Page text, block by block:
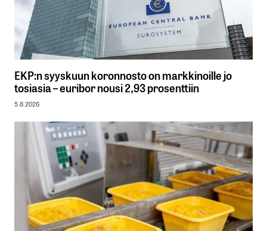
EKP:n syyskuun koronnosto on markkinoille jo
tosiasia – euribor nousi 2,93 prosenttiin
5.8.2026